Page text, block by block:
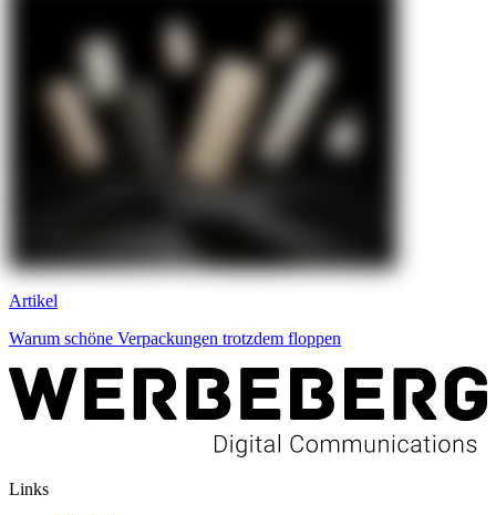
Artikel
Warum schöne Verpackungen trotzdem floppen
Links